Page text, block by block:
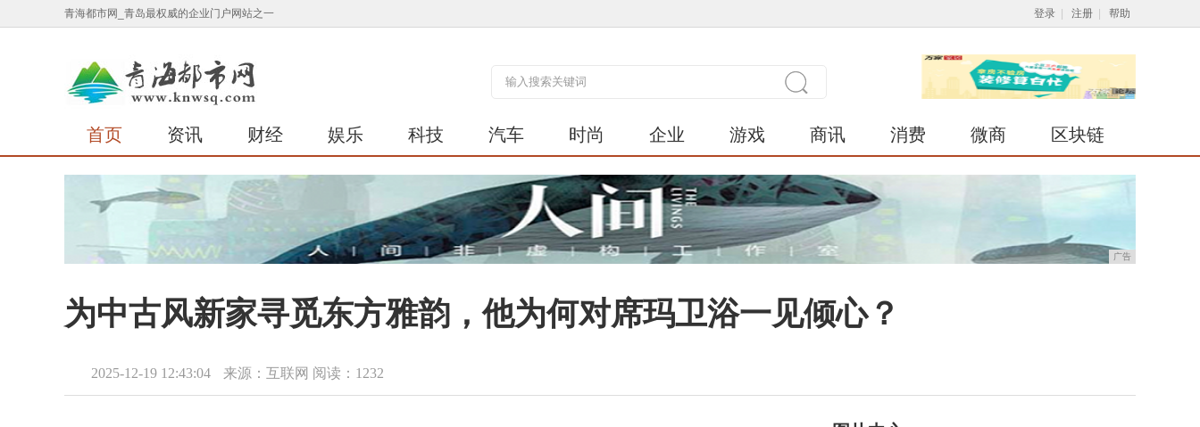
青海都市网_青岛最权威的企业门户网站之一 登录 注册 帮助
首页 资讯 财经 娱乐 科技 汽车 时尚 企业 游戏 商讯 消费 微商 区块链
广告
为中古风新家寻觅东方雅韵，他为何对席玛卫浴一见倾心？
2025-12-19 12:43:04 来源：互联网 阅读：1232